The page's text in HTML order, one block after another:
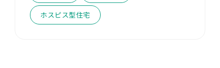
ホスピス型住宅